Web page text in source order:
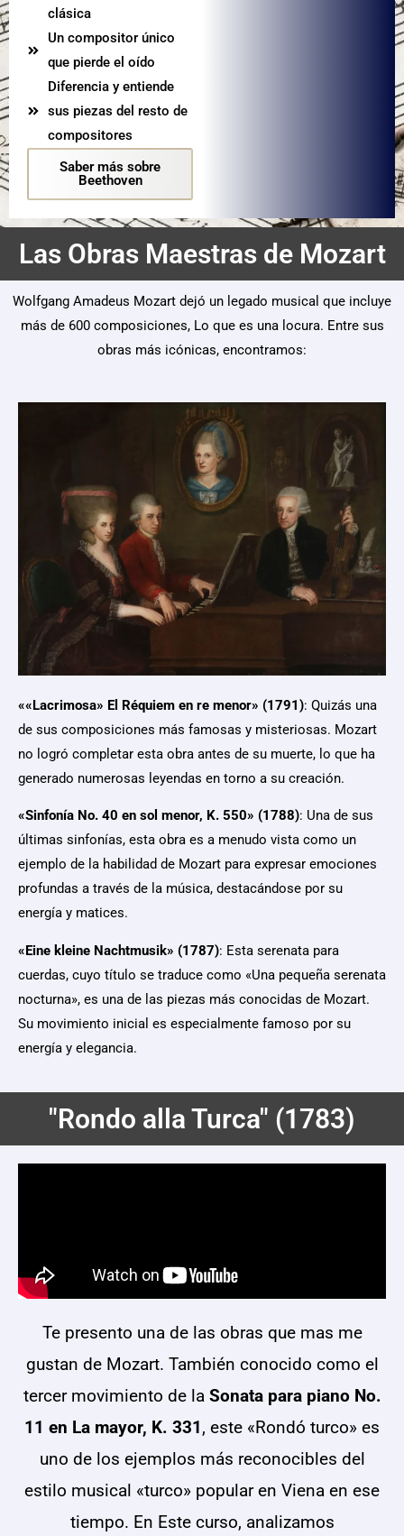
clásica
Un compositor único
que pierde el oído
Diferencia y entiende
sus piezas del resto de
compositores
Saber más sobre
Beethoven
Las Obras Maestras de Mozart
Wolfgang Amadeus Mozart dejó un legado musical que incluye
más de 600 composiciones, Lo que es una locura. Entre sus
obras más icónicas, encontramos:
««Lacrimosa» El Réquiem en re menor» (1791): Quizás una
de sus composiciones más famosas y misteriosas. Mozart
no logró completar esta obra antes de su muerte, lo que ha
generado numerosas leyendas en torno a su creación.
«Sinfonía No. 40 en sol menor, K. 550» (1788): Una de sus
últimas sinfonías, esta obra es a menudo vista como un
ejemplo de la habilidad de Mozart para expresar emociones
profundas a través de la música, destacándose por su
energía y matices.
«Eine kleine Nachtmusik» (1787): Esta serenata para
cuerdas, cuyo título se traduce como «Una pequeña serenata
nocturna», es una de las piezas más conocidas de Mozart.
Su movimiento inicial es especialmente famoso por su
energía y elegancia.
"Rondo alla Turca" (1783)
Te presento una de las obras que mas me
gustan de Mozart. También conocido como el
tercer movimiento de la Sonata para piano No.
11 en La mayor, K. 331, este «Rondó turco» es
uno de los ejemplos más reconocibles del
estilo musical «turco» popular en Viena en ese
tiempo. En Este curso, analizamos